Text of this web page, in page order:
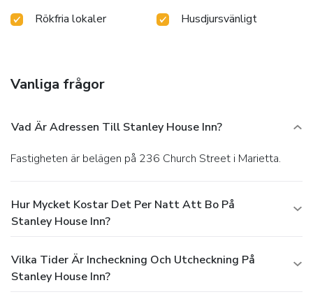
Rökfria lokaler Husdjursvänligt
Vanliga frågor
Vad Är Adressen Till Stanley House Inn?
Fastigheten är belägen på 236 Church Street i Marietta.
Hur Mycket Kostar Det Per Natt Att Bo På
Stanley House Inn?
Vilka Tider Är Incheckning Och Utcheckning På
Stanley House Inn?